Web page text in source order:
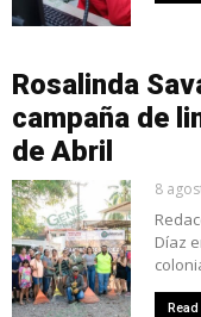
Rosalinda
campaña de
de Abril
8
Díaz